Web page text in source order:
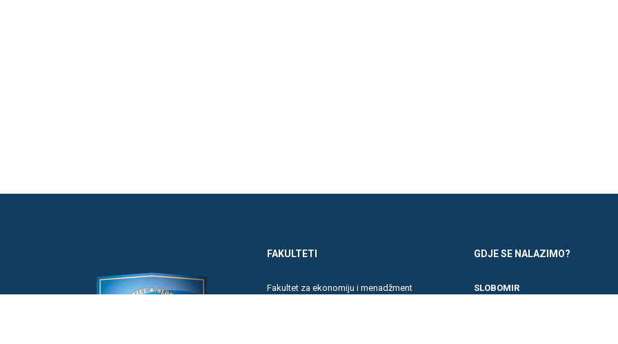
FAKULTETI
Fakultet za ekonomiju i menadžment
GDJE SE NALAZIMO?
SLOBOMIR